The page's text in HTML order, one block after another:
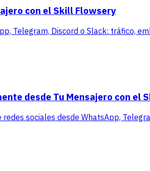
con el Skill Flowsery
Telegram, Discord o Slack: tráfico,
desde Tu Mensajero con el
sociales desde WhatsApp,